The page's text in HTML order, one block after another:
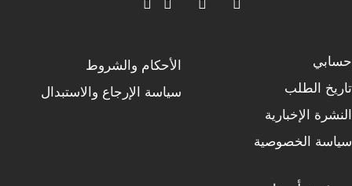
حسابي
تاريخ الطلب
النشرة الإخبارية
سياسة الخصوصية
الأحكام والشروط
سياسة الإرجاع والاستبدال